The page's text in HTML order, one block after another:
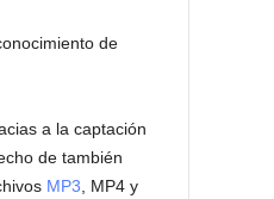
de
a la captación
de también
MP3 , MP4 y